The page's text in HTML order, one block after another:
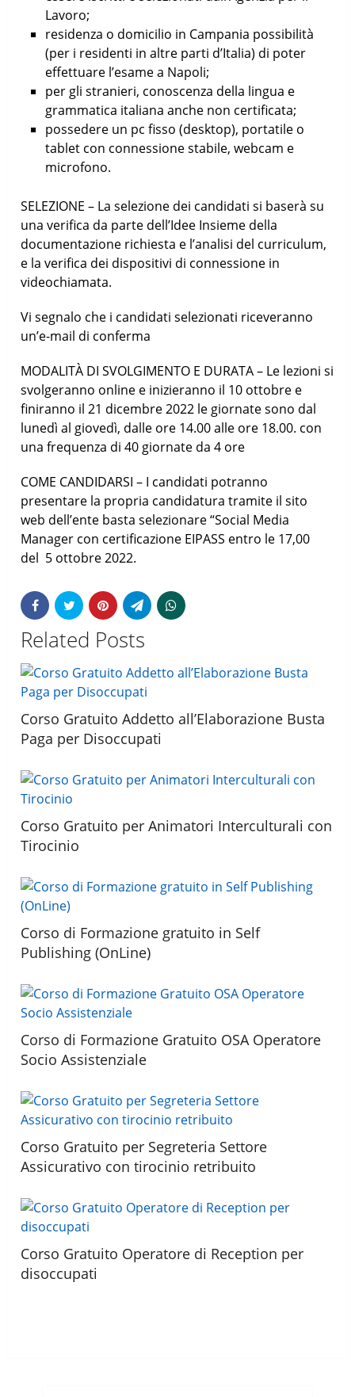
Lavoro;
residenza o domicilio in Campania possibilità
(per i residenti in altre parti d’Italia) di poter
effettuare l’esame a Napoli;
per gli stranieri, conoscenza della lingua e
grammatica italiana anche non certificata;
possedere un pc fisso (desktop), portatile o
tablet con connessione stabile, webcam e
microfono.
SELEZIONE – La selezione dei candidati si baserà su
una verifica da parte dell’Idee Insieme della
documentazione richiesta e l’analisi del curriculum,
e la verifica dei dispositivi di connessione in
videochiamata.
Vi segnalo che i candidati selezionati riceveranno
un’e-mail di conferma
MODALITÀ DI SVOLGIMENTO E DURATA – Le lezioni si
svolgeranno online e inizieranno il 10 ottobre e
finiranno il 21 dicembre 2022 le giornate sono dal
lunedì al giovedì, dalle ore 14.00 alle ore 18.00. con
una frequenza di 40 giornate da 4 ore
COME CANDIDARSI – I candidati potranno
presentare la propria candidatura tramite il sito
web dell’ente basta selezionare “Social Media
Manager con certificazione EIPASS entro le 17,00
del 5 ottobre 2022.
Related Posts
Corso Gratuito Addetto all’Elaborazione Busta
Paga per Disoccupati
Corso Gratuito per Animatori Interculturali con
Tirocinio
Corso di Formazione gratuito in Self
Publishing (OnLine)
Corso di Formazione Gratuito OSA Operatore
Socio Assistenziale
Corso Gratuito per Segreteria Settore
Assicurativo con tirocinio retribuito
Corso Gratuito Operatore di Reception per
disoccupati